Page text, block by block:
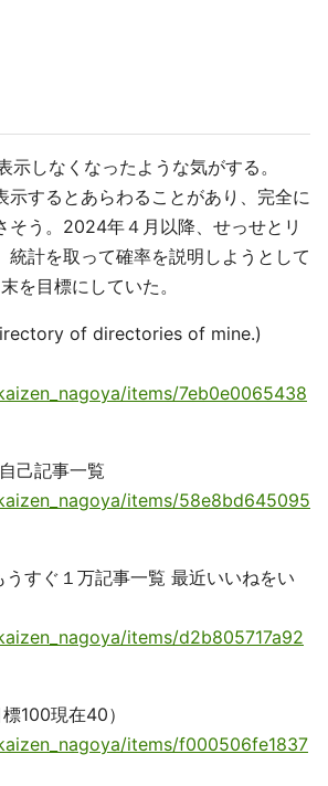
示しなくなったような気がする。
示するとあらわることがあり、完全に
そう。2024年４月以降、せっせとリ
統計を取って確率を説明しようとして
を目標にしていた。
of directories of mine.)
items/7eb0e0065438
己記事一覧
items/58e8bd645095
すぐ１万記事一覧 最近いいねをい
items/d2b805717a92
100現在40）
items/f000506fe1837